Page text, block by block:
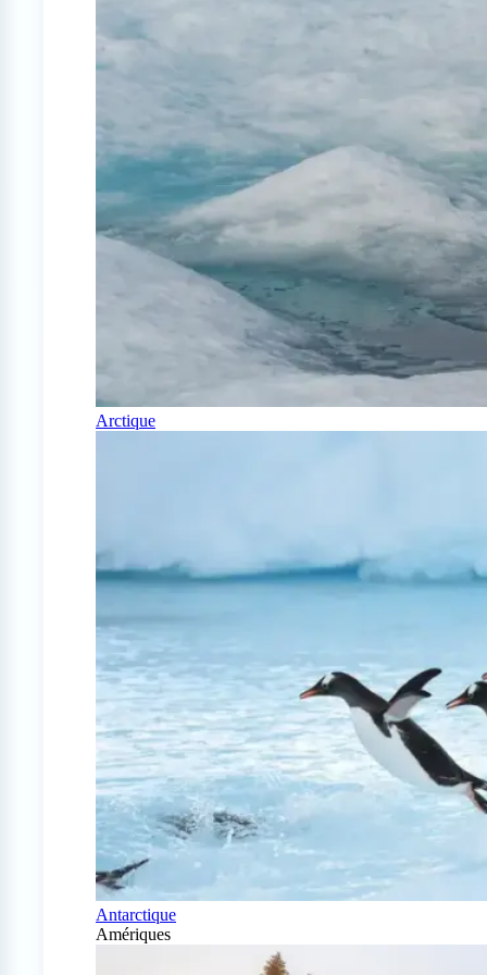
Arctique
Antarctique
Amériques